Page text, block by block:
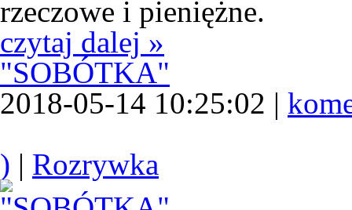
rzeczowe i pieniężne.
czytaj dalej »
"SOBÓTKA"
2018-05-14 10:25:02 |
) | Rozrywka